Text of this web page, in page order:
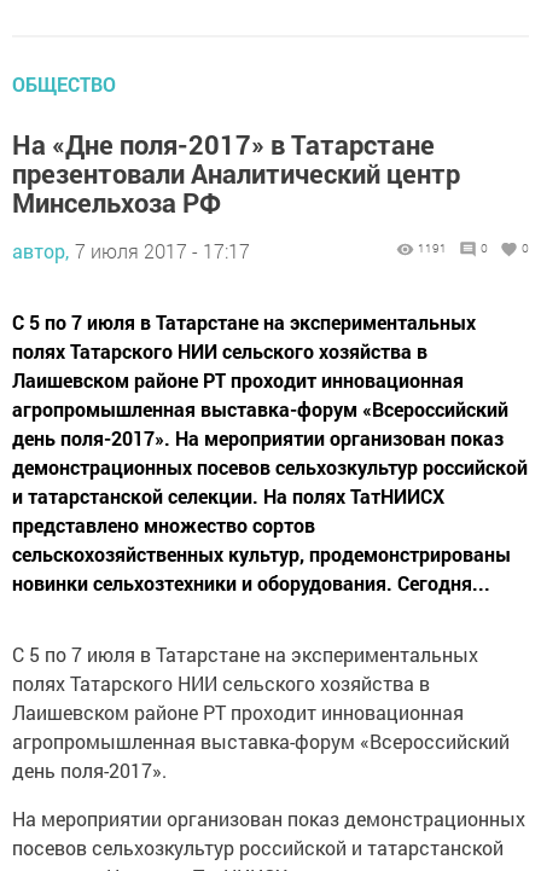
ОБЩЕСТВО
На «Дне поля-2017» в Татарстане
презентовали Аналитический центр
Минсельхоза РФ
автор, 7 июля 2017 - 17:17 1191 0 0
С 5 по 7 июля в Татарстане на экспериментальных
полях Татарского НИИ сельского хозяйства в
Лаишевском районе РТ проходит инновационная
агропромышленная выставка-форум «Всероссийский
день поля-2017». На мероприятии организован показ
демонстрационных посевов сельхозкультур российской
и татарстанской селекции. На полях ТатНИИСХ
представлено множество сортов
сельскохозяйственных культур, продемонстрированы
новинки сельхозтехники и оборудования. Сегодня...
С 5 по 7 июля в Татарстане на экспериментальных
полях Татарского НИИ сельского хозяйства в
Лаишевском районе РТ проходит инновационная
агропромышленная выставка-форум «Всероссийский
день поля-2017».
На мероприятии организован показ демонстрационных
посевов сельхозкультур российской и татарстанской